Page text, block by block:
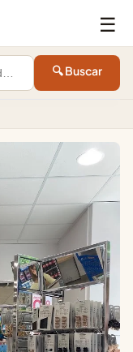
☰
🔍 Buscar